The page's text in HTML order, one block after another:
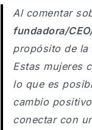
Al comentar
fundadora/
propósito de la
Estas mujeres
lo que es
cambio
conectar con